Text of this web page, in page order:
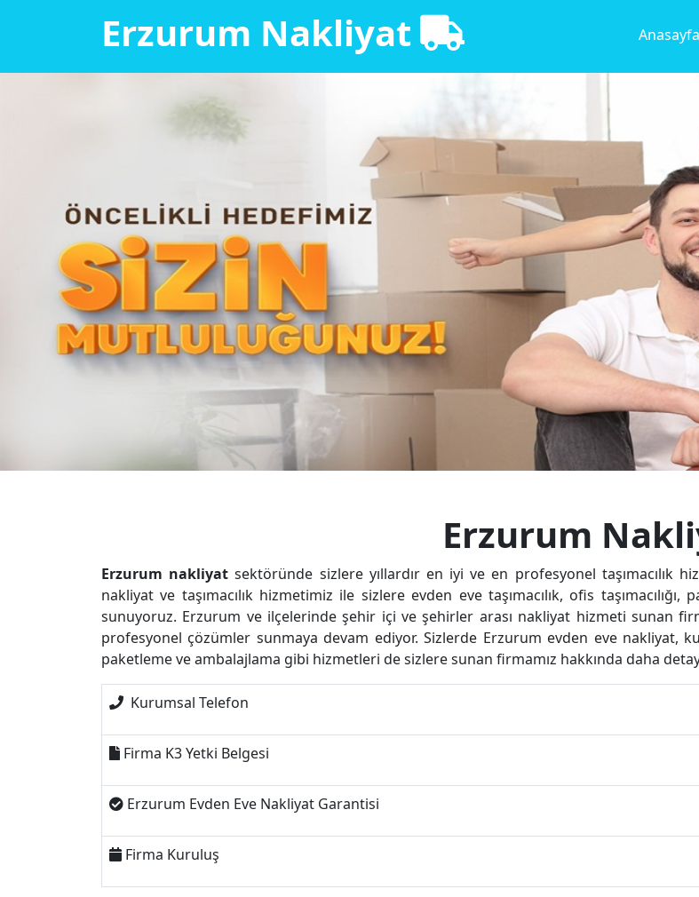
Erzurum Nakliyat Anasayfa
Erzurum
Erzurum nakliyat sektöründe sizlere yıllardır en iyi ve en profesyonel taşımacılık
nakliyat ve taşımacılık hizmetimiz ile sizlere evden eve taşımacılık, ofis
sunuyoruz. Erzurum ve ilçelerinde şehir içi ve şehirler arası nakliyat hizmeti sunan
profesyonel çözümler sunmaya devam ediyor. Sizlerde Erzurum evden eve nakliyat,
paketleme ve ambalajlama gibi hizmetleri de sizlere sunan firmamız hakkında daha
️ Kurumsal Telefon
Firma K3 Yetki Belgesi
Erzurum Evden Eve Nakliyat Garantisi
Firma Kuruluş